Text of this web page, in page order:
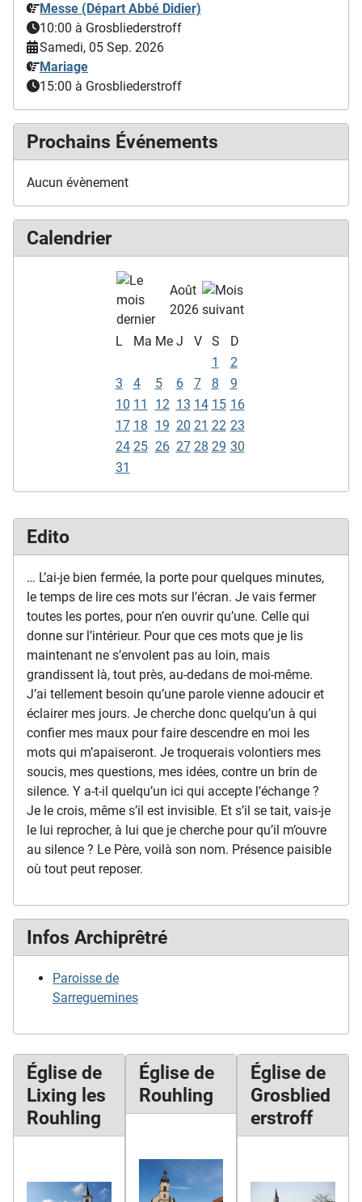
Edito
… L’ai-je bien fermée, la porte pour quelques minutes,
le temps de lire ces mots sur l’écran. Je vais fermer
toutes les portes, pour n’en ouvrir qu’une. Celle qui
donne sur l’intérieur. Pour que ces mots que je lis
maintenant ne s’envolent pas au loin, mais
grandissent là, tout près, au-dedans de moi-même.
J’ai tellement besoin qu’une parole vienne adoucir et
éclairer mes jours. Je cherche donc quelqu’un à qui
confier mes maux pour faire descendre en moi les
mots qui m’apaiseront. Je troquerais volontiers mes
soucis, mes questions, mes idées, contre un brin de
silence. Y a-t-il quelqu’un ici qui accepte l’échange ?
Je le crois, même s’il est invisible. Et s’il se tait, vais-je
le lui reprocher, à lui que je cherche pour qu’il m’ouvre
au silence ? Le Père, voilà son nom. Présence paisible
où tout peut reposer.
Infos Archiprêtré
Paroisse de
Sarreguemines
Messe (Départ Abbé Didier)
10:00 à Grosbliederstroff
Samedi, 05 Sep. 2026
Mariage
15:00 à Grosbliederstroff
Prochains Événements
Aucun évènement
Calendrier
Août
2026
L Ma Me J V S
D
1
2
3
4 5 6 7 8
9
10 11 12 13 14 15 16
17 18 19 20 21 22 23
24 25 26 27 28 29 30
31
Église de
Lixing les
Rouhling
Église de
Rouhling
Église de
Grosblied
erstroff